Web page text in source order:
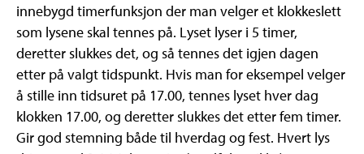
innebygd timerfunksjon der man velger et klokkeslett
som lysene skal tennes på. Lyset lyser i 5 timer,
deretter slukkes det, og så tennes det igjen dagen
etter på valgt tidspunkt. Hvis man for eksempel velger
å stille inn tidsuret på 17.00, tennes lyset hver dag
klokken 17.00, og deretter slukkes det etter fem timer.
Gir god stemning både til hverdag og fest. Hvert lys